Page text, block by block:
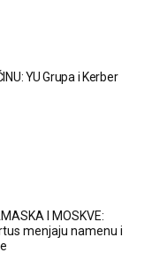
YU Grupa i Kerber
I MOSKVE:
menjaju namenu i